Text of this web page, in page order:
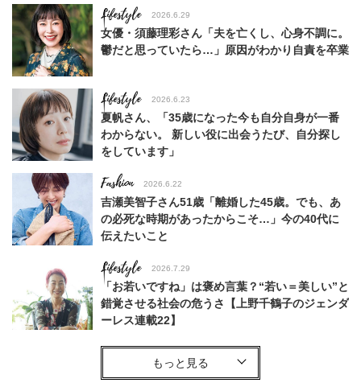
Lifestyle 2026.6.29
女優・須藤理彩さん「夫を亡くし、心身不調に。
鬱だと思っていたら…」原因がわかり自責を卒業
Lifestyle 2026.6.23
夏帆さん、「35歳になった今も自分自身が一番
わからない。 新しい役に出会うたび、自分探し
をしています」
Fashion 2026.6.22
吉瀬美智子さん51歳「離婚した45歳。でも、あ
の必死な時期があったからこそ…」今の40代に
伝えたいこと
Lifestyle 2026.7.29
「お若いですね」は褒め言葉？“若い＝美しい”と
錯覚させる社会の危うさ【上野千鶴子のジェンダ
ーレス連載22】
Fashion
中村ゆりさん「40代になり、やっと“仕事以外の